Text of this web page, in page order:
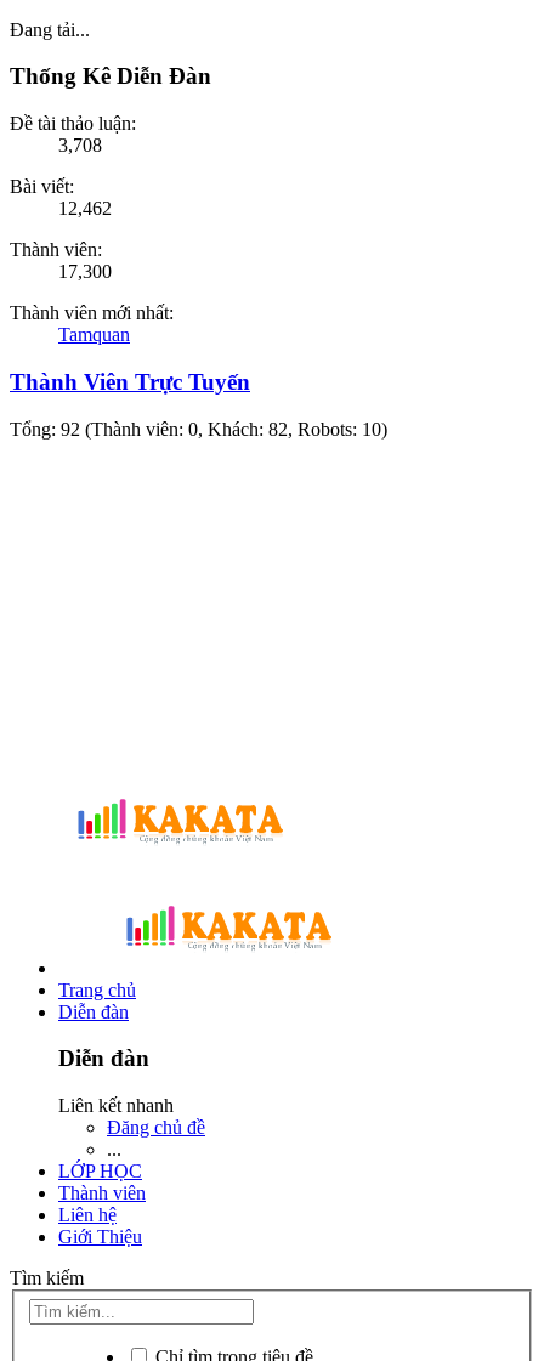
Đang tải...
Thống Kê Diễn Đàn
Đề tài thảo luận:
3,708
Bài viết:
12,462
Thành viên:
17,300
Thành viên mới nhất:
Tamquan
Thành Viên Trực Tuyến
Tổng: 92 (Thành viên: 0, Khách: 82, Robots: 10)
Trang chủ
Diễn đàn
Diễn đàn
Liên kết nhanh
Đăng chủ đề
...
LỚP HỌC
Thành viên
Liên hệ
Giới Thiệu
Tìm kiếm
Chỉ tìm trong tiêu đề